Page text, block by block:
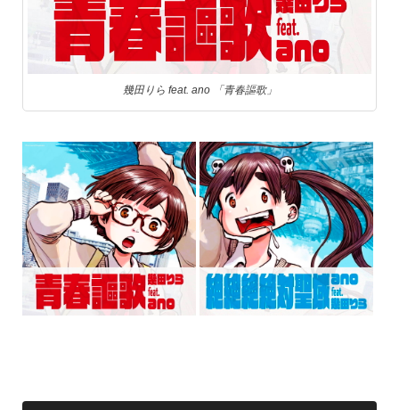
幾田りら feat. ano 「青春謳歌」